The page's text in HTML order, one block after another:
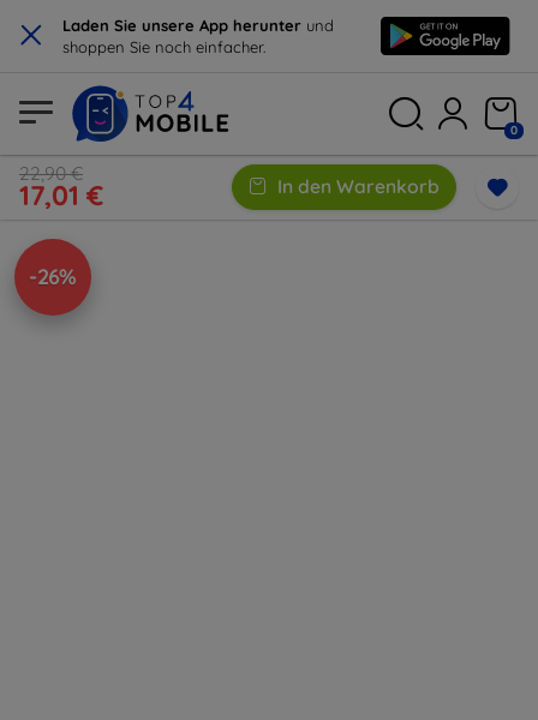
× Laden Sie unsere App herunter und
shoppen Sie noch einfacher.
0
22,90 €
17,01 € In den Warenkorb
-26%